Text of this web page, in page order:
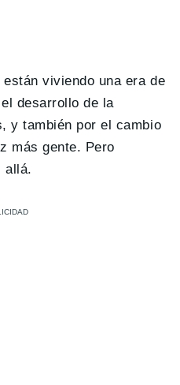
están viviendo una era de
desarrollo de la
y también por el cambio
más gente. Pero
allá.